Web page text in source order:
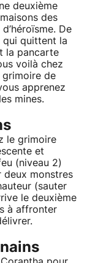
deuxième
des
De
qui quittent la
la pancarte
voilà chez
grimoire de
apprenez
mines.
le grimoire
et
(niveau 2)
deux monstres
(sauter
le deuxième
à affronter